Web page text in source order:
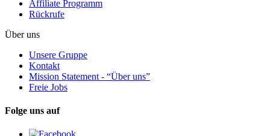
Affiliate Programm
Rückrufe
Über uns
Unsere Gruppe
Kontakt
Mission Statement - “Über uns”
Freie Jobs
Folge uns auf